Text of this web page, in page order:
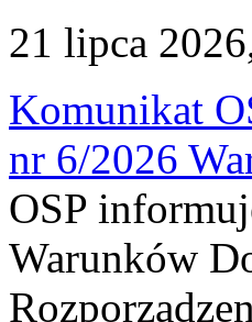
21 lipca
Komunikat
nr 6/2026
OSP
Warunków